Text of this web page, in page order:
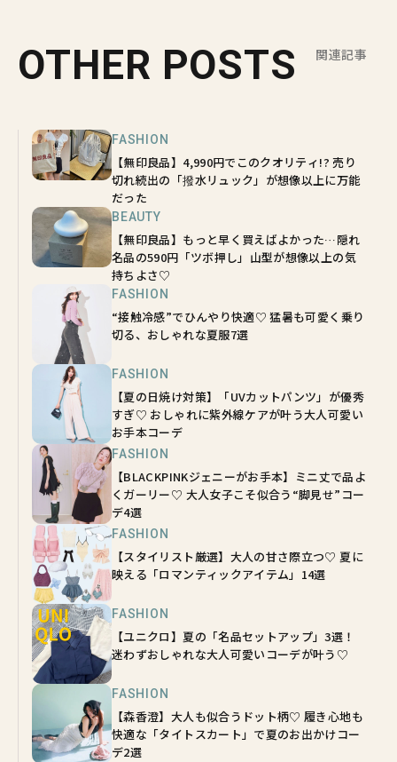
OTHER POSTS 関連記事
FASHION
【無印良品】4,990円でこのクオリティ!? 売り
切れ続出の「撥水リュック」が想像以上に万能
だった
BEAUTY
【無印良品】もっと早く買えばよかった…隠れ
名品の590円「ツボ押し」山型が想像以上の気
持ちよさ♡
FASHION
“接触冷感”でひんやり快適♡ 猛暑も可愛く乗り
切る、おしゃれな夏服7選
FASHION
【夏の日焼け対策】「UVカットパンツ」が優秀
すぎ♡ おしゃれに紫外線ケアが叶う大人可愛い
お手本コーデ
FASHION
【BLACKPINKジェニーがお手本】ミニ丈で品よ
くガーリー♡ 大人女子こそ似合う“脚見せ”コー
デ4選
FASHION
【スタイリスト厳選】大人の甘さ際立つ♡ 夏に
映える「ロマンティックアイテム」14選
FASHION
【ユニクロ】夏の「名品セットアップ」3選！
迷わずおしゃれな大人可愛いコーデが叶う♡
FASHION
【森香澄】大人も似合うドット柄♡ 履き心地も
快適な「タイトスカート」で夏のお出かけコー
デ2選